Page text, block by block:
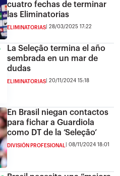
cuatro fechas de terminar
las Eliminatorias
ELIMINATORIAS 28/03/2025 17:22
La Seleção termina el año
sembrada en un mar de
dudas
ELIMINATORIAS 20/11/2024 15:18
En Brasil niegan contactos
para fichar a Guardiola
como DT de la ‘Seleção’
DIVISIÓN PROFESIONAL 08/11/2024 18:01